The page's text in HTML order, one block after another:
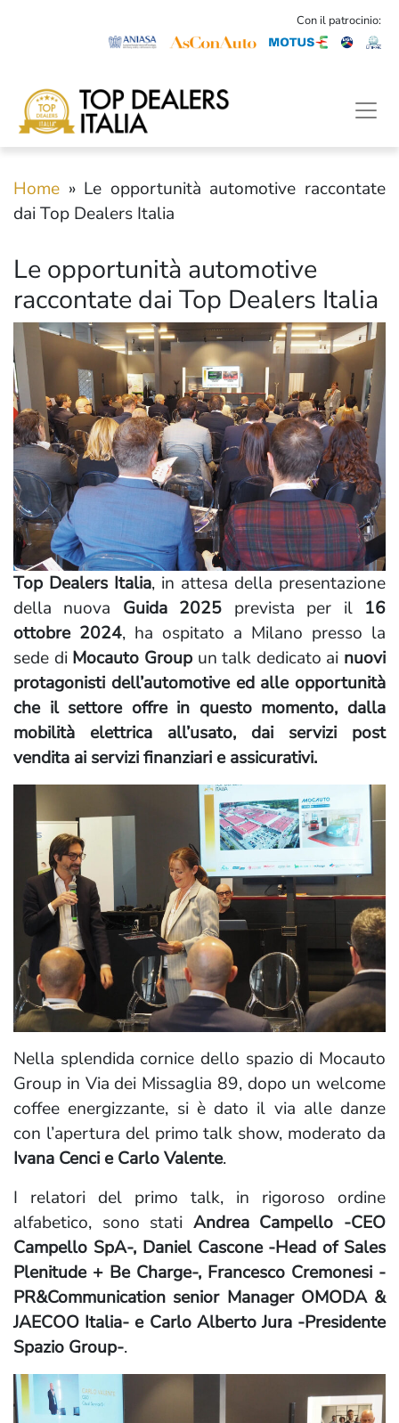
Con il patrocinio:
Home » Le opportunità automotive raccontate
dai Top Dealers Italia
Le opportunità automotive
raccontate dai Top Dealers Italia
Top Dealers Italia, in attesa della presentazione
della nuova Guida 2025 prevista per il 16
ottobre 2024, ha ospitato a Milano presso la
sede di Mocauto Group un talk dedicato ai nuovi
protagonisti dell’automotive ed alle opportunità
che il settore offre in questo momento, dalla
mobilità elettrica all’usato, dai servizi post
vendita ai servizi finanziari e assicurativi.
Nella splendida cornice dello spazio di Mocauto
Group in Via dei Missaglia 89, dopo un welcome
coffee energizzante, si è dato il via alle danze
con l’apertura del primo talk show, moderato da
Ivana Cenci e Carlo Valente.
I relatori del primo talk, in rigoroso ordine
alfabetico, sono stati Andrea Campello -CEO
Campello SpA-, Daniel Cascone -Head of Sales
Plenitude + Be Charge-, Francesco Cremonesi -
PR&Communication senior Manager OMODA &
JAECOO Italia- e Carlo Alberto Jura -Presidente
Spazio Group-.